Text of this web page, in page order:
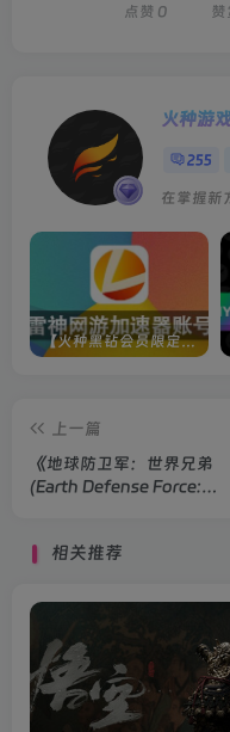
点赞 0 赞
火种游
255
在掌握新
【火种黑钻会员限定】雷神加速器账号
上一篇
《地球防卫军：世界兄弟
(Earth Defense Force:
相关推荐